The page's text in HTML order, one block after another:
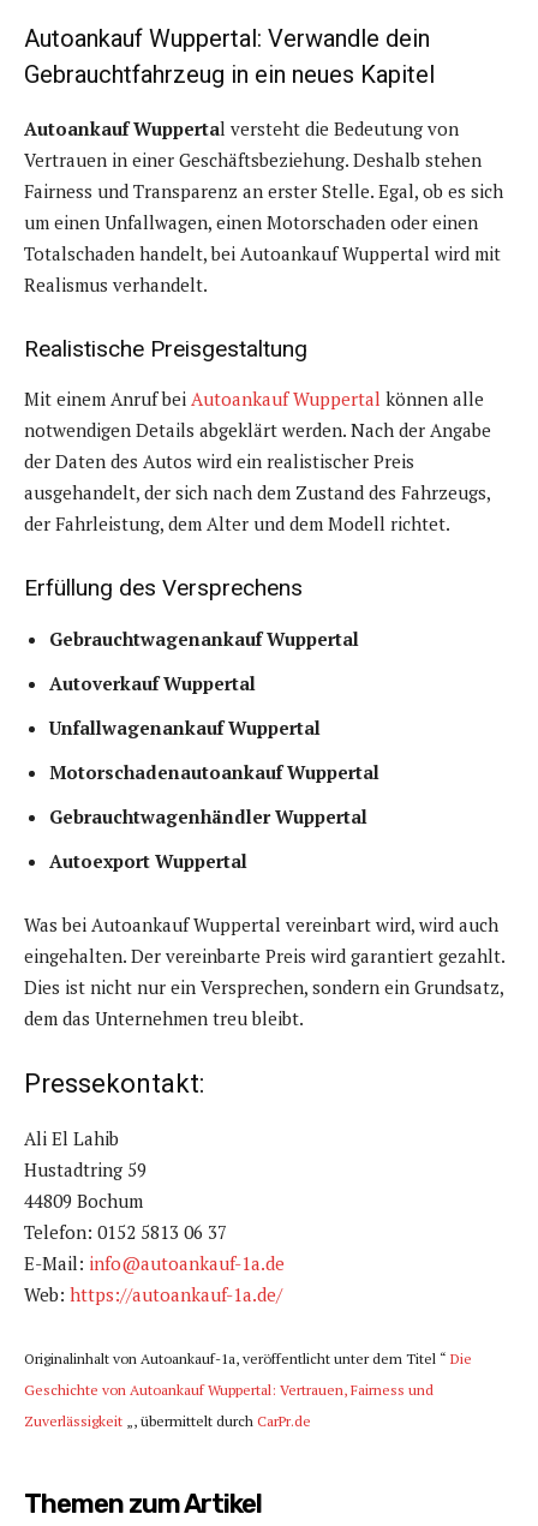
Autoankauf Wuppertal: Verwandle dein
Gebrauchtfahrzeug in ein neues Kapitel
Autoankauf Wuppertal versteht die Bedeutung von
Vertrauen in einer Geschäftsbeziehung. Deshalb stehen
Fairness und Transparenz an erster Stelle. Egal, ob es sich
um einen Unfallwagen, einen Motorschaden oder einen
Totalschaden handelt, bei Autoankauf Wuppertal wird mit
Realismus verhandelt.
Realistische Preisgestaltung
Mit einem Anruf bei Autoankauf Wuppertal können alle
notwendigen Details abgeklärt werden. Nach der Angabe
der Daten des Autos wird ein realistischer Preis
ausgehandelt, der sich nach dem Zustand des Fahrzeugs,
der Fahrleistung, dem Alter und dem Modell richtet.
Erfüllung des Versprechens
Gebrauchtwagenankauf Wuppertal
Autoverkauf Wuppertal
Unfallwagenankauf Wuppertal
Motorschadenautoankauf Wuppertal
Gebrauchtwagenhändler Wuppertal
Autoexport Wuppertal
Was bei Autoankauf Wuppertal vereinbart wird, wird auch
eingehalten. Der vereinbarte Preis wird garantiert gezahlt.
Dies ist nicht nur ein Versprechen, sondern ein Grundsatz,
dem das Unternehmen treu bleibt.
Pressekontakt:
Ali El Lahib
Hustadtring 59
44809 Bochum
Telefon: 0152 5813 06 37
E-Mail: info@autoankauf-1a.de
Web: https://autoankauf-1a.de/
Originalinhalt von Autoankauf-1a, veröffentlicht unter dem Titel “ Die
Geschichte von Autoankauf Wuppertal: Vertrauen, Fairness und
Zuverlässigkeit „, übermittelt durch CarPr.de
Themen zum Artikel